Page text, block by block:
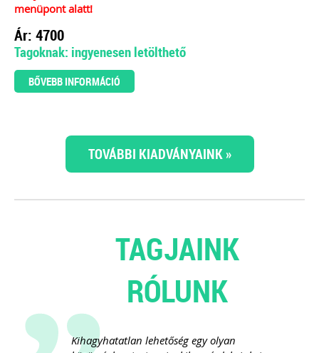
menüpont alatt!
Ár: 4700
Tagoknak: ingyenesen letölthető
BŐVEBB INFORMÁCIÓ
TOVÁBBI KIADVÁNYAINK »
TAGJAINK
RÓLUNK
Kihagyhatatlan lehetőség egy olyan